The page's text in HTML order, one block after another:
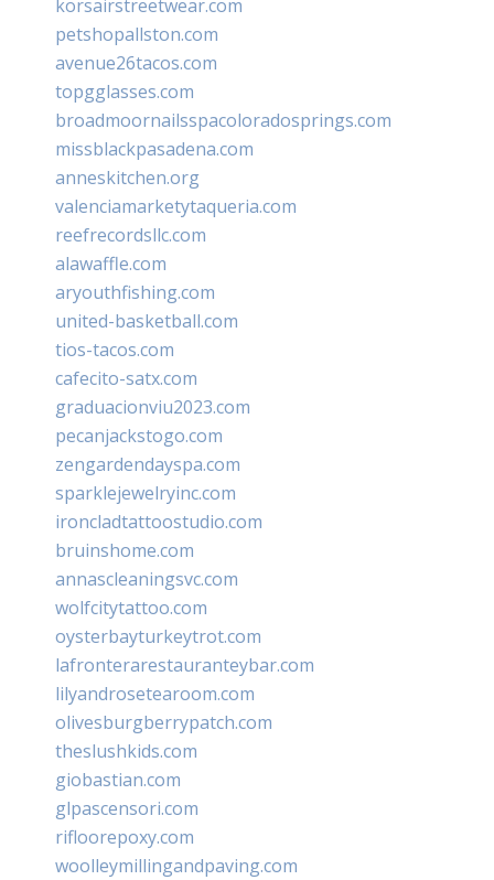
korsairstreetwear.com
petshopallston.com
avenue26tacos.com
topgglasses.com
broadmoornailsspacoloradosprings.com
missblackpasadena.com
anneskitchen.org
valenciamarketytaqueria.com
reefrecordsllc.com
alawaffle.com
aryouthfishing.com
united-basketball.com
tios-tacos.com
cafecito-satx.com
graduacionviu2023.com
pecanjackstogo.com
zengardendayspa.com
sparklejewelryinc.com
ironcladtattoostudio.com
bruinshome.com
annascleaningsvc.com
wolfcitytattoo.com
oysterbayturkeytrot.com
lafronterarestauranteybar.com
lilyandrosetearoom.com
olivesburgberrypatch.com
theslushkids.com
giobastian.com
glpascensori.com
rifloorepoxy.com
woolleymillingandpaving.com